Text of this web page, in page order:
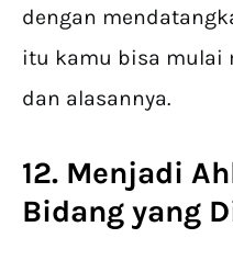
dengan
itu kamu bisa mulai
dan alasannya.
12. Menjadi
Bidang yang